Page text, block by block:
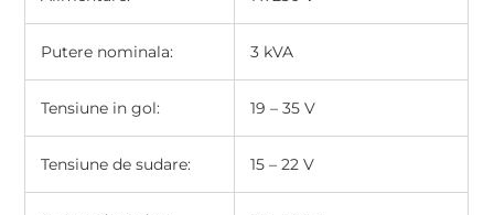
Putere nominala: 3 kVA
Tensiune in gol: 19 – 35 V
Tensiune de sudare: 15 – 22 V